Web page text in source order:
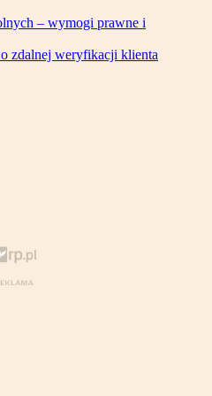
– wymogi prawne i
zdalnej weryfikacji klienta